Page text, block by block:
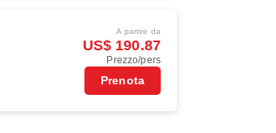
A partire da
US$ 190.87
Prezzo/pers
Prenota